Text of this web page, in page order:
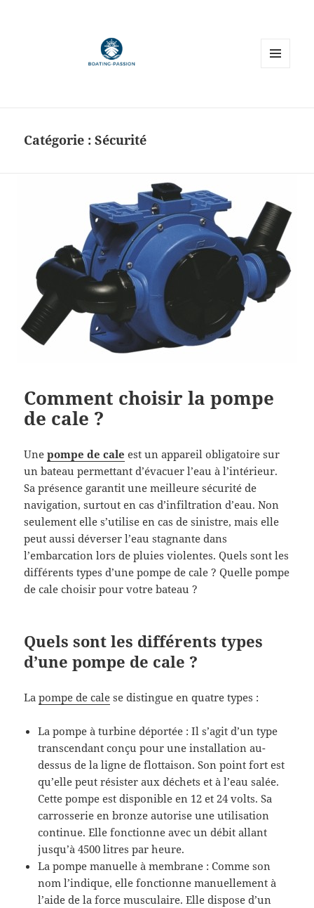
Catégorie :Sécurité
Comment choisir la pompe
de cale ?
Unepompe de cale est un appareil obligatoire sur
un bateau permettant d’évacuer l’eau à l’intérieur.
Sa présence garantit une meilleure sécurité de
navigation, surtout en cas d’infiltration d’eau. Non
seulement elle s’utilise en cas de sinistre, mais elle
peut aussi déverser l’eau stagnante dans
l’embarcation lors de pluies violentes. Quels sont les
différents types d’une pompe de cale ? Quelle pompe
de cale choisir pour votre bateau ?
Quels sont les différents types
d’une pompe de cale ?
Lapompe de cale se distingue en quatre types :
La pompe à turbine déportée : Il s’agit d’un type
transcendant conçu pour une installation au-
dessus de la ligne de flottaison. Son point fort est
qu’elle peut résister aux déchets et à l’eau salée.
Cette pompe est disponible en 12 et 24 volts. Sa
carrosserie en bronze autorise une utilisation
continue. Elle fonctionne avec un débit allant
jusqu’à 4500 litres par heure.
La pompe manuelle à membrane : Comme son
nom l’indique, elle fonctionne manuellement à
l’aide de la force musculaire. Elle dispose d’un